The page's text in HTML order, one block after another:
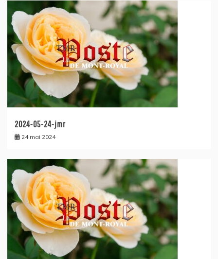
2024-05-24-jmr
24 mai 2024